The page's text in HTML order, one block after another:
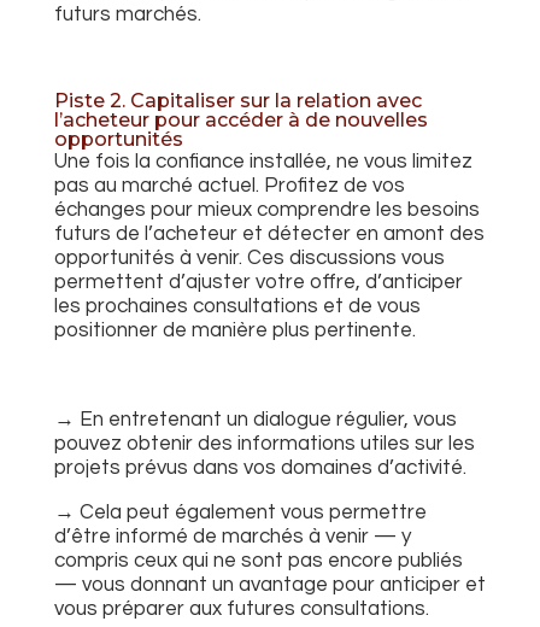
futurs marchés.
Piste 2. Capitaliser sur la relation avec
l’acheteur pour accéder à de nouvelles
opportunités
Une fois la confiance installée, ne vous limitez
pas au marché actuel. Profitez de vos
échanges pour mieux comprendre les besoins
futurs de l’acheteur et détecter en amont des
opportunités à venir. Ces discussions vous
permettent d’ajuster votre offre, d’anticiper
les prochaines consultations et de vous
positionner de manière plus pertinente.
→ En entretenant un dialogue régulier, vous
pouvez obtenir des informations utiles sur les
projets prévus dans vos domaines d’activité.
→ Cela peut également vous permettre
d’être informé de marchés à venir — y
compris ceux qui ne sont pas encore publiés
— vous donnant un avantage pour anticiper et
vous préparer aux futures consultations.